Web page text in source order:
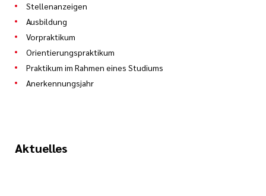
Stellenanzeigen
Ausbildung
Vorpraktikum
Orientierungspraktikum
Praktikum im Rahmen eines Studiums
Anerkennungsjahr
Aktuelles